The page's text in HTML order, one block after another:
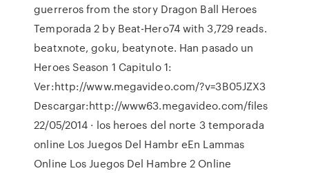
guerreros from the story Dragon Ball Heroes
Temporada 2 by Beat-Hero74 with 3,729 reads.
beatxnote, goku, beatynote. Han pasado un
Heroes Season 1 Capitulo 1:
Ver:http://www.megavideo.com/?v=3B05JZX3
Descargar:http://www63.megavideo.com/files
22/05/2014 · los heroes del norte 3 temporada
online Los Juegos Del Hambr eEn Lammas
Online Los Juegos Del Hambre 2 Online